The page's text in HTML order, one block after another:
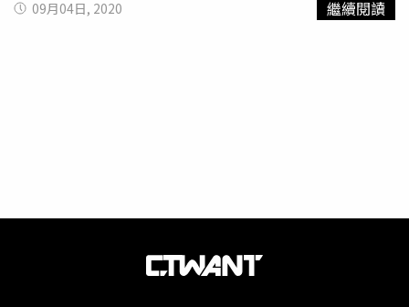
獲得香港電影金像獎最佳女主角提名，劇中飾演迫於生計淪
姻只維持16年，她的丈夫朱家鼎2007年8月24日因大腸癌病
09月04日, 2020 繼續閱讀